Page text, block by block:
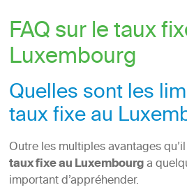
FAQ sur le taux
Luxembourg
Quelles sont les
taux fixe au
Outre les multiples avantages
taux fixe au Luxembourga
important d’appréhender.